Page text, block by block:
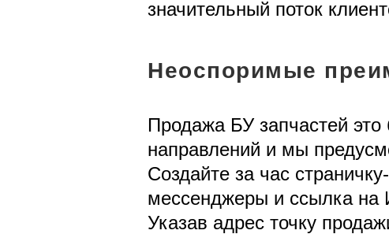
значительный поток
Неоспоримые
Продажа БУ запчастей это
направлений и мы
Создайте за час
мессенджеры и ссылка на
Указав адрес точку